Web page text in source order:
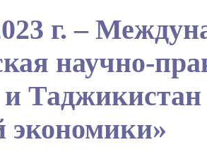
г. –
научно-
и
экономики»